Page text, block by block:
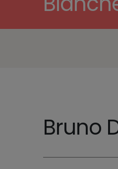
Bruno